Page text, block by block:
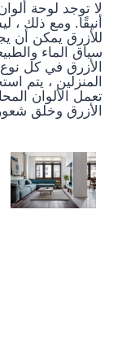
لا توجد لوحة
أنيقًا. ومع ذلك
للأزرق يمكن أن
سياق الماء
الأزرق في كل
المنزلين ، يتم
تعمل الألوان
الأزرق وخلق